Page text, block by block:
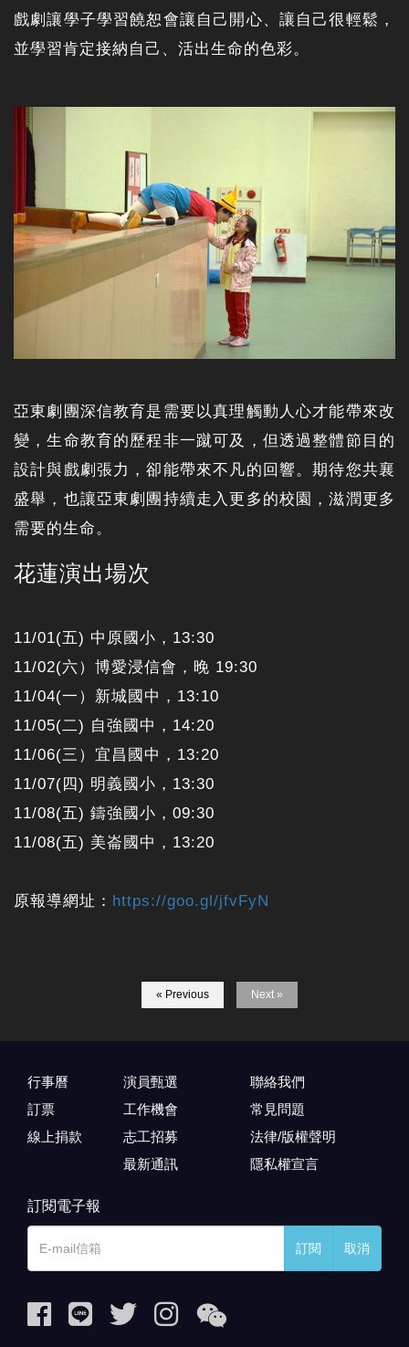
戲劇讓學子學習饒恕會讓自己開心、讓自己很輕鬆，
並學習肯定接納自己、活出生命的色彩。
亞東劇團深信教育是需要以真理觸動人心才能帶來改
變，生命教育的歷程非一蹴可及，但透過整體節目的
設計與戲劇張力，卻能帶來不凡的回響。期待您共襄
盛舉，也讓亞東劇團持續走入更多的校園，滋潤更多
需要的生命。
花蓮演出場次
11/01(五) 中原國小，13:30
11/02(六）博愛浸信會，晚 19:30
11/04(一）新城國中，13:10
11/05(二) 自強國中，14:20
11/06(三）宜昌國中，13:20
11/07(四) 明義國小，13:30
11/08(五) 鑄強國小，09:30
11/08(五) 美崙國中，13:20
原報導網址： https://goo.gl/jfvFyN
« Previous Next »
行事曆
訂票
線上捐款
演員甄選
工作機會
志工招募
最新通訊
聯絡我們
常見問題
法律/版權聲明
隱私權宣言
訂閱電子報
訂閱 取消